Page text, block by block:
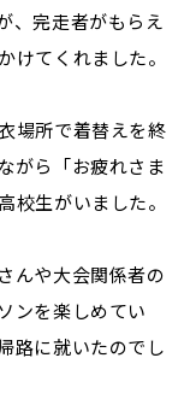
、完走者がもらえ
けてくれました。
場所で着替えを終
がら「お疲れさま
校生がいました。
んや大会関係者の
ンを楽しめてい
路に就いたのでし